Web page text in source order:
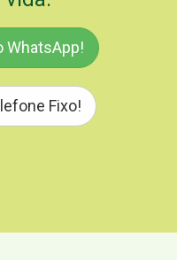
WhatsApp!
Fixo!